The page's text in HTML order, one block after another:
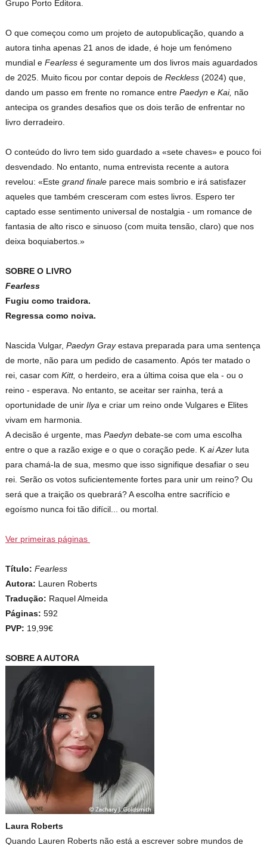
Grupo Porto Editora.
O que começou como um projeto de autopublicação, quando a
autora tinha apenas 21 anos de idade, é hoje um fenómeno
mundial eFearlessé seguramente um dos livros mais aguardados
de 2025. Muito ficou por contar depois deReckless(2024) que,
dando um passo em frente no romance entrePaedyneKai, não
antecipa os grandes desafios que os dois terão de enfrentar no
livro derradeiro.
O conteúdo do livro tem sido guardado a «sete chaves» e pouco foi
desvendado. No entanto, numa entrevista recente a autora
revelou: «Estegrand finale parece mais sombrio e irá satisfazer
aqueles que também cresceram com estes livros. Espero ter
captado esse sentimento universal de nostalgia - um romance de
fantasia de alto risco e sinuoso (com muita tensão, claro) que nos
deixa boquiabertos.»
SOBRE O LIVRO
Fearless
Fugiu como traidora.
Regressa como noiva.
Nascida Vulgar,Paedyn Grayestava preparada para uma sentença
de morte, não para um pedido de casamento. Após ter matado o
rei, casar comKitt,o herdeiro, era a última coisa que ela - ou o
reino - esperava. No entanto, se aceitar ser rainha, terá a
oportunidade de unirIlyae criar um reino onde Vulgares e Elites
vivam em harmonia.
A decisão é urgente, masPaedyndebate-se com uma escolha
entre o que a razão exige e o que o coração pede. Kai Azer luta
para chamá-la de sua, mesmo que isso signifique desafiar o seu
rei. Serão os votos suficientemente fortes para unir um reino? Ou
será que a traição os quebrará? A escolha entre sacrifício e
egoísmo nunca foi tão difícil... ou mortal.
Ver primeiras páginas
Título:Fearless
Autora: Lauren Roberts
Tradução: Raquel Almeida
Páginas:592
PVP: 19,99€
SOBRE A AUTORA
Laura Roberts
Quando Lauren Roberts não está a escrever sobre mundos de